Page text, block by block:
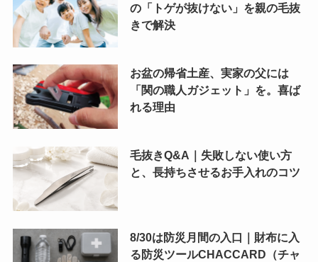
の「トゲが抜けない」を親の毛抜
きで解決
お盆の帰省土産、実家の父には
「関の職人ガジェット」を。喜ば
れる理由
毛抜きQ&A｜失敗しない使い方
と、長持ちさせるお手入れのコツ
8/30は防災月間の入口｜財布に入
る防災ツールCHACCARD（チャ